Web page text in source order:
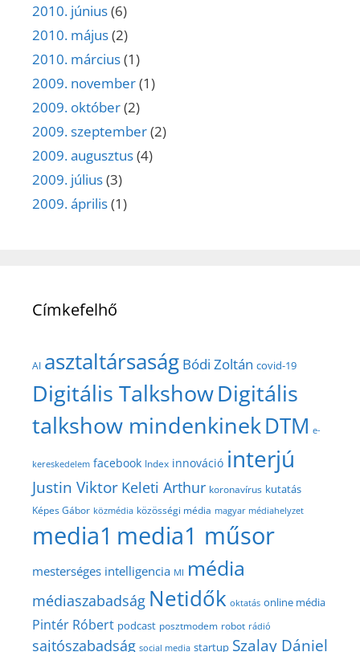
2010. június(6)
2010. május(2)
2010. március(1)
2009. november(1)
2009. október(2)
2009. szeptember(2)
2009. augusztus(4)
2009. július(3)
2009. április(1)
Címkefelhő
AI asztaltársaság Bódi Zoltán covid-19
Digitális TalkshowDigitális
talkshow mindenkinekDTM e-
kereskedelem facebook Index innováció interjú
Justin Viktor Keleti Arthur koronavírus kutatás
Képes Gábor közmédia közösségi média magyar médiahelyzet
media1 media1 műsor
mesterséges intelligencia MI média
médiaszabadság Netidők oktatás online média
Pintér Róbert podcast posztmodem robot rádió
sajtószabadság social media startup Szalay Dániel